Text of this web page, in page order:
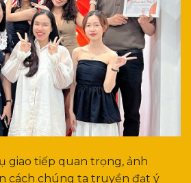
giao tiếp quan trọng, ảnh
cách chúng ta truyền đạt ý